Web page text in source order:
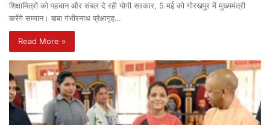
शिक्षामित्रों को पहचान और संबल दे रही योगी सरकार, 5 मई को गोरखपुर में मुख्यमंत्री
करेंगे सम्मान। बाबा गंभीरनाथ प्रेक्षागृह…
Read More »